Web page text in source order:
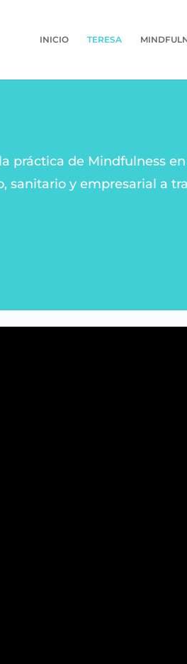
INICIO TERESA
práctica de Mindfulness
y empresarial a